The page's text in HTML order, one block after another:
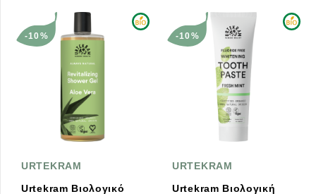
URTEKRAM
Urtekram Βιολογικό
-10%
URTEKRAM
Urtekram Βιολογική
-10%